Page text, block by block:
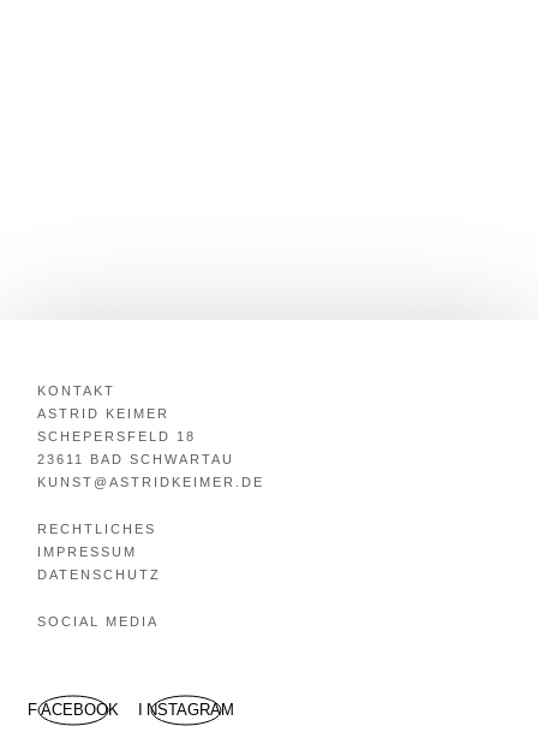
KONTAKT
ASTRID KEIMER
SCHEPERSFELD 18
23611 BAD SCHWARTAU
KUNST@ASTRIDKEIMER.DE
RECHTLICHES
IMPRESSUM
DATENSCHUTZ
SOCIAL MEDIA
FACEBOOK INSTAGRAM